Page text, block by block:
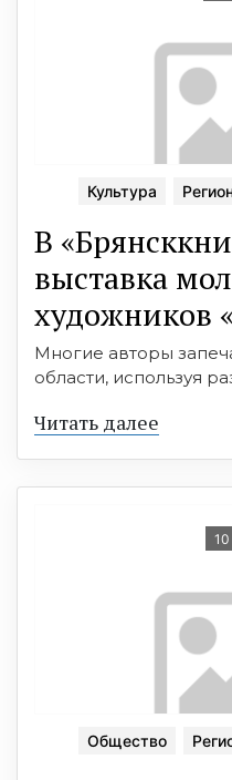
Культура
В
выставка
художников
Многие авторы
области, используя
Читать далее
Общество